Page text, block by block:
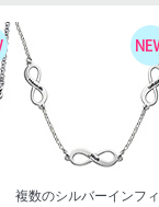
複数のシルバーインフ